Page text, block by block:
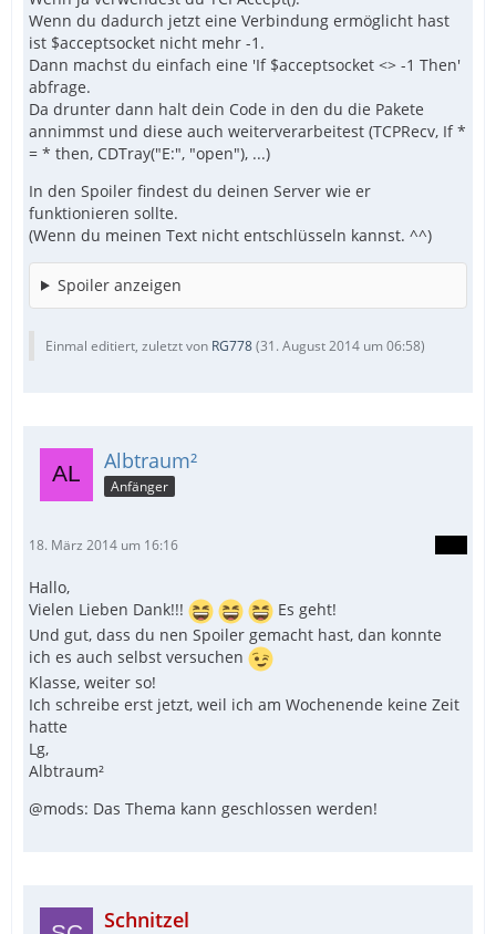
Wenn du dadurch jetzt eine Verbindung ermöglicht hast
ist $acceptsocket nicht mehr -1.
Dann machst du einfach eine 'If $acceptsocket <> -1 Then'
abfrage.
Da drunter dann halt dein Code in den du die Pakete
annimmst und diese auch weiterverarbeitest (TCPRecv, If *
= * then, CDTray("E:", "open"), ...)
In den Spoiler findest du deinen Server wie er
funktionieren sollte.
(Wenn du meinen Text nicht entschlüsseln kannst. ^^)
Spoiler anzeigen
Einmal editiert, zuletzt von RG778(31. August 2014 um 06:58)
Albtraum²
Anfänger
18. März 2014 um 16:16
Hallo,
Vielen Lieben Dank!!!
Es geht!
Und gut, dass du nen Spoiler gemacht hast, dan konnte
ich es auch selbst versuchen
Klasse, weiter so!
Ich schreibe erst jetzt, weil ich am Wochenende keine Zeit
hatte
Lg,
Albtraum²
@mods: Das Thema kann geschlossen werden!
Schnitzel